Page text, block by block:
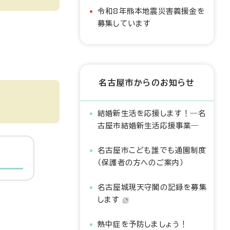
令和8年熊本地震災害義援金を
募集しています
名古屋市からのお知らせ
結婚新生活を応援します！―名
古屋市結婚新生活応援事業―
名古屋市こども誰でも通園制度
（保護者の方へのご案内）
名古屋城現天守閣の記録を募集
します
熱中症を予防しましょう！